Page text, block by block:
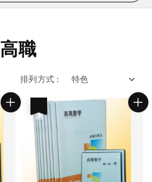
高職
排列方式 :